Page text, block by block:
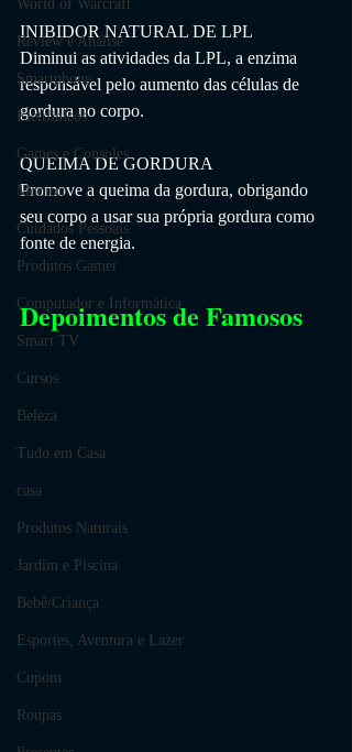
World of Warcraft
Review e Análise
Smartphone
Eletrônicos
Games e Consoles
Monitor
Cuidados Pessoais
Produtos Gamer
Computador e Informática
Smart TV
Cursos
Beleza
Tudo em Casa
casa
Produtos Naturais
Jardim e Piscina
Bebê/Criança
Esportes, Aventura e Lazer
Cupom
Roupas
INIBIDOR NATURAL DE LPL
Diminui as atividades da LPL, a enzima
responsável pelo aumento das células de
gordura no corpo.
QUEIMA DE GORDURA
Promove a queima da gordura, obrigando
seu corpo a usar sua própria gordura como
fonte de energia.
Depoimentos de Famosos